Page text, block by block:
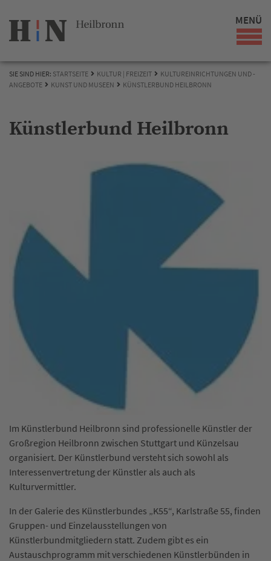
MENÜ
SIE SIND HIER: STARTSEITE KULTUR | FREIZEIT
KULTUREINRICHTUNGEN UND -
ANGEBOTE
KUNST UND MUSEEN KÜNSTLERBUND HEILBRONN
Künstlerbund Heilbronn
Im Künstlerbund Heilbronn sind professionelle Künstler der
Großregion Heilbronn zwischen Stuttgart und Künzelsau
organisiert. Der Künstlerbund versteht sich sowohl als
Interessenvertretung der Künstler als auch als
Kulturvermittler.
In der Galerie des Künstlerbundes „K55“, Karlstraße 55, finden
Gruppen- und Einzelausstellungen von
Künstlerbundmitgliedern statt. Zudem gibt es ein
Austauschprogramm mit verschiedenen Künstlerbünden in